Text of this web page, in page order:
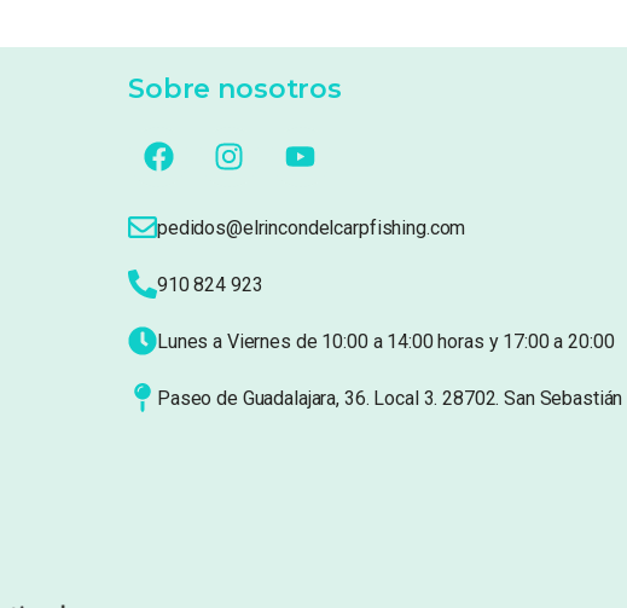
Sobre nosotros
pedidos@elrincondelcarpfishing.com
910 824 923
Lunes a Viernes de 10:00 a 14:00 horas y 17:00 a 20:00
Paseo de Guadalajara, 36. Local 3. 28702. San